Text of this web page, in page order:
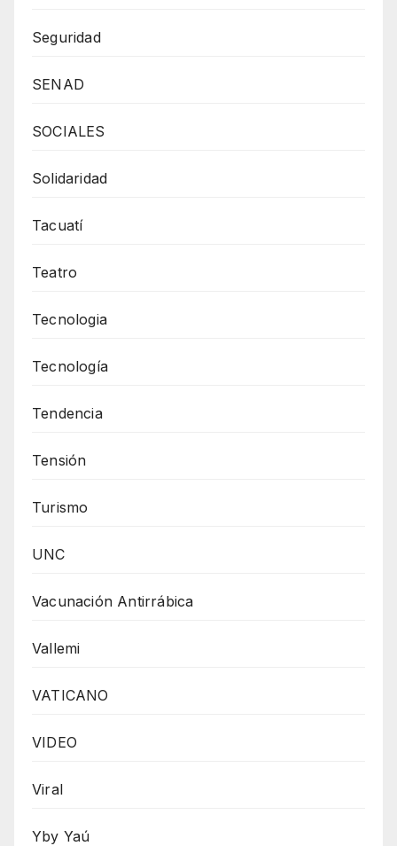
Seguridad
SENAD
SOCIALES
Solidaridad
Tacuatí
Teatro
Tecnologia
Tecnología
Tendencia
Tensión
Turismo
UNC
Vacunación Antirrábica
Vallemi
VATICANO
VIDEO
Viral
Yby Yaú